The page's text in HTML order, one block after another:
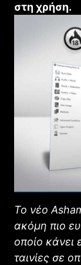
στη χρήση.
Το νέο
ακόμη πιο
οποίο κάνει
ταινίες σε